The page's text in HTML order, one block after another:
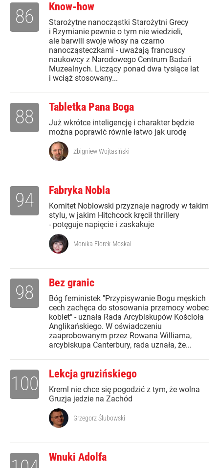
Know-how
Starożytne nanocząstki Starożytni Grecy
i Rzymianie pewnie o tym nie wiedzieli,
ale barwili swoje włosy na czarno
nanocząsteczkami - uważają francuscy
naukowcy z Narodowego Centrum Badań
Muzealnych. Liczący ponad dwa tysiące lat
i wciąż stosowany...
86
Tabletka Pana Boga
Już wkrótce inteligencję i charakter będzie
można poprawić równie łatwo jak urodę
88
Zbigniew Wojtasiński
Fabryka Nobla
Komitet Noblowski przyznaje nagrody w takim
stylu, w jakim Hitchcock kręcił thrillery
- potęguje napięcie i zaskakuje
94
Monika Florek-Moskal
Bez granic
Bóg feministek "Przypisywanie Bogu męskich
cech zachęca do stosowania przemocy wobec
kobiet" - uznała Rada Arcybiskupów Kościoła
Anglikańskiego. W oświadczeniu
zaaprobowanym przez Rowana Williama,
arcybiskupa Canterbury, rada uznała, że...
98
Lekcja gruzińskiego
Kreml nie chce się pogodzić z tym, że wolna
Gruzja jedzie na Zachód
100
Grzegorz Ślubowski
Wnuki Adolfa